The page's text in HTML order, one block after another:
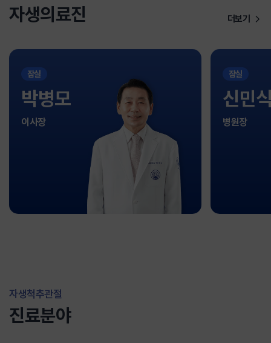
자생의료진 더보기
잠실
박병모
이사장
잠실
신민
병원장
자생척추관절
진료분야